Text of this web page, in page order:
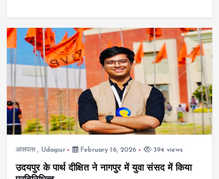
आसपास, Udaipur February 16, 2026 394 views
उदयपुर के पार्थ दीक्षित ने नागपुर में युवा संसद में किया